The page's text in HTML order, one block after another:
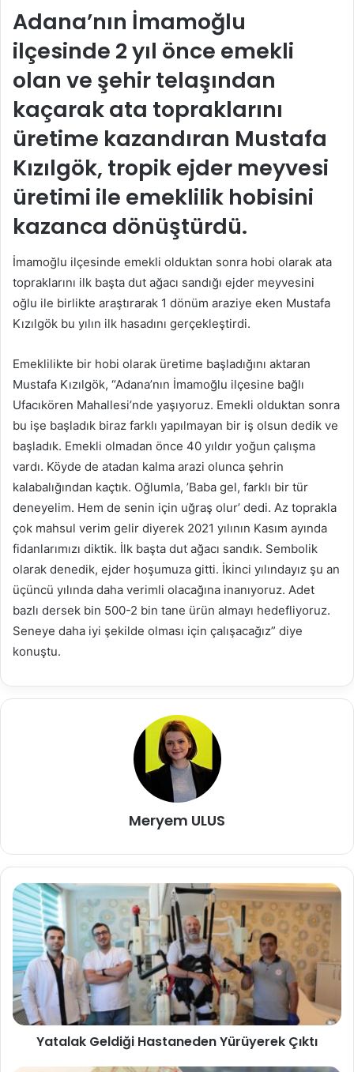
posta
göndermek
Adana’nın İmamoğlu
ilçesinde 2 yıl önce emekli
olan ve şehir telaşından
kaçarak ata topraklarını
üretime kazandıran Mustafa
Kızılgök, tropik ejder meyvesi
üretimi ile emeklilik hobisini
kazanca dönüştürdü.
İmamoğlu ilçesinde emekli olduktan sonra hobi olarak ata
topraklarını ilk başta dut ağacı sandığı ejder meyvesini
oğlu ile birlikte araştırarak 1 dönüm araziye eken Mustafa
Kızılgök bu yılın ilk hasadını gerçekleştirdi.
Emeklilikte bir hobi olarak üretime başladığını aktaran
Mustafa Kızılgök, “Adana’nın İmamoğlu ilçesine bağlı
Ufacıkören Mahallesi’nde yaşıyoruz. Emekli olduktan sonra
bu işe başladık biraz farklı yapılmayan bir iş olsun dedik ve
başladık. Emekli olmadan önce 40 yıldır yoğun çalışma
vardı. Köyde de atadan kalma arazi olunca şehrin
kalabalığından kaçtık. Oğlumla, ’Baba gel, farklı bir tür
deneyelim. Hem de senin için uğraş olur’ dedi. Az toprakla
çok mahsul verim gelir diyerek 2021 yılının Kasım ayında
fidanlarımızı diktik. İlk başta dut ağacı sandık. Sembolik
olarak denedik, ejder hoşumuza gitti. İkinci yılındayız şu an
üçüncü yılında daha verimli olacağına inanıyoruz. Adet
bazlı dersek bin 500-2 bin tane ürün almayı hedefliyoruz.
Seneye daha iyi şekilde olması için çalışacağız” diye
konuştu.
Meryem ULUS
Yatalak Geldiği Hastaneden Yürüyerek Çıktı